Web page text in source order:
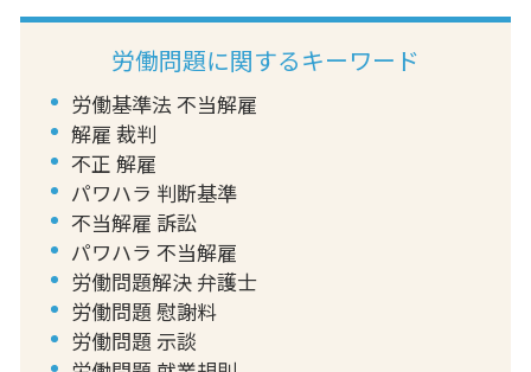
労働問題に関するキーワード
労働基準法 不当解雇
解雇 裁判
不正 解雇
パワハラ 判断基準
不当解雇 訴訟
パワハラ 不当解雇
労働問題解決 弁護士
労働問題 慰謝料
労働問題 示談